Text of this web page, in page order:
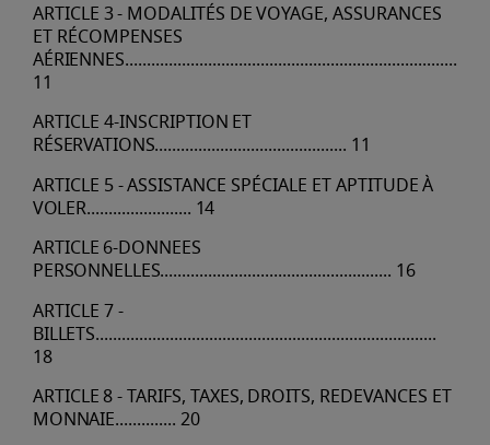
ARTICLE 3- MODALITÉS DEVOYAGE, ASSURANCES
ET RÉCOMPENSES
AÉRIENNES
11
ARTICLE 4-INSCRIPTION ET
RÉSERVATIONS............................................ 11
ARTICLE 5-ASSISTANCE SPÉCIALE ETAPTITUDEÀ
VOLER........................ 14
ARTICLE 6-DONNEES
PERSONNELLES..................................................... 16
ARTICLE 7-
BILLETS..............................................................................
18
ARTICLE 8-TARIFS, TAXES, DROITS, REDEVANCES ET
MONNAIE..............20